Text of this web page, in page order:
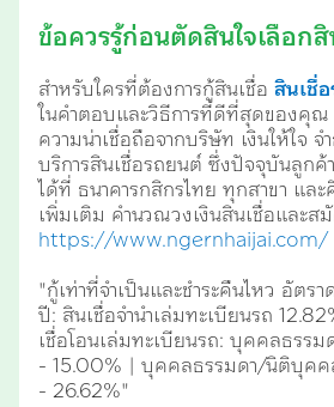
ข้อควรรู้ก่อนตัดสินใจเลือก
สำหรับใครที่ต้องการกู้สินเชื่อสินเชื่
ในคำตอบและวิธีการที่ดีที่สุดของคุณ
ความน่าเชื่อถือจากบริษัท เงินให้ใจ
บริการสินเชื่อรถยนต์ ซึ่งปัจจุบันลูกค้
ได้ที่ ธนาคารกสิกรไทย ทุกสาขา และ
เพิ่มเติม คำนวณวงเงินสินเชื่อและส
https://www.ngernhaijai.com/
"กู้เท่าที่จำเป็นและชำระคืนไหว อัตร
ปี: สินเชื่อจำนำเล่มทะเบียนรถ
เชื่อโอนเล่มทะเบียนรถ: บุคคลธรร
- 15.00% | บุคคลธรรมดา/นิติบุค
- 26.62%"